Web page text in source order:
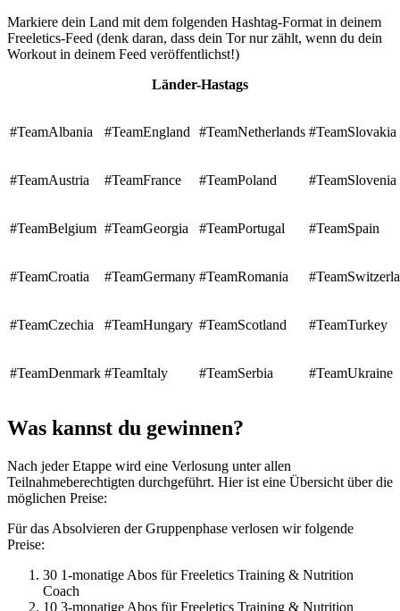
Markiere dein Land mit dem folgenden Hashtag-Format in deinem
Freeletics-Feed (denk daran, dass dein Tor nur zählt, wenn du dein
Workout in deinem Feed veröffentlichst!)
Länder-Hastags
#TeamAlbania #TeamEngland #TeamNetherlands #TeamSlovakia
#TeamAustria #TeamFrance #TeamPoland #TeamSlovenia
#TeamBelgium #TeamGeorgia #TeamPortugal #TeamSpain
#TeamCroatia #TeamGermany #TeamRomania
#TeamCzechia #TeamHungary #TeamScotland #TeamTurkey
#TeamDenmark #TeamItaly #TeamSerbia #TeamUkraine
Was kannst du gewinnen?
Nach jeder Etappe wird eine Verlosung unter allen
Teilnahmeberechtigten durchgeführt. Hier ist eine Übersicht über die
möglichen Preise:
Für das Absolvieren der Gruppenphase verlosen wir folgende
Preise:
30 1-monatige Abos für Freeletics Training & Nutrition
Coach
10 3-monatige Abos für Freeletics Training & Nutrition